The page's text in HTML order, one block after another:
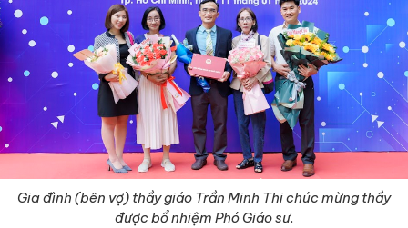
Gia đình (bên vợ) thầy giáo Trần Minh Thi chúc mừng thầy
được bổ nhiệm Phó Giáo sư.